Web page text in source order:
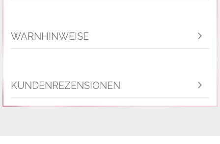
WARNHINWEISE
KUNDENREZENSIONEN